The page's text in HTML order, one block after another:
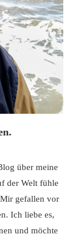
über meine
der Welt fühle
gefallen vor
Ich liebe es,
und möchte